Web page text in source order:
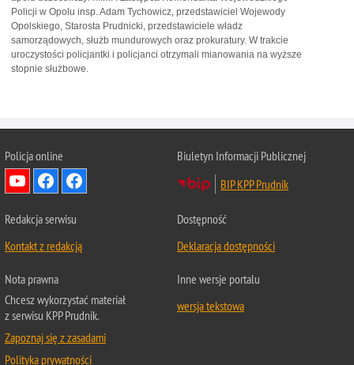
Policji w Opolu insp. Adam Tychowicz, przedstawiciel Wojewody
Opolskiego, Starosta Prudnicki, przedstawiciele władz
samorządowych, służb mundurowych oraz prokuratury. W trakcie
uroczystości policjantki i policjanci otrzymali mianowania na wyższe
stopnie służbowe.
Policja online
Biuletyn Informacji Publicznej
BIP KPP Prudnik
Redakcja serwisu
Kontakt z redakcją
Dostępność
Deklaracja dostępności
Nota prawna
Chcesz wykorzystać materiał
z serwisu KPP Prudnik.
Zapoznaj się z zasadami
Polityka prywatności
Inne wersje portalu
wersja tekstowa